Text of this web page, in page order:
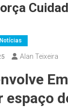
Alan Teixeira
espaço